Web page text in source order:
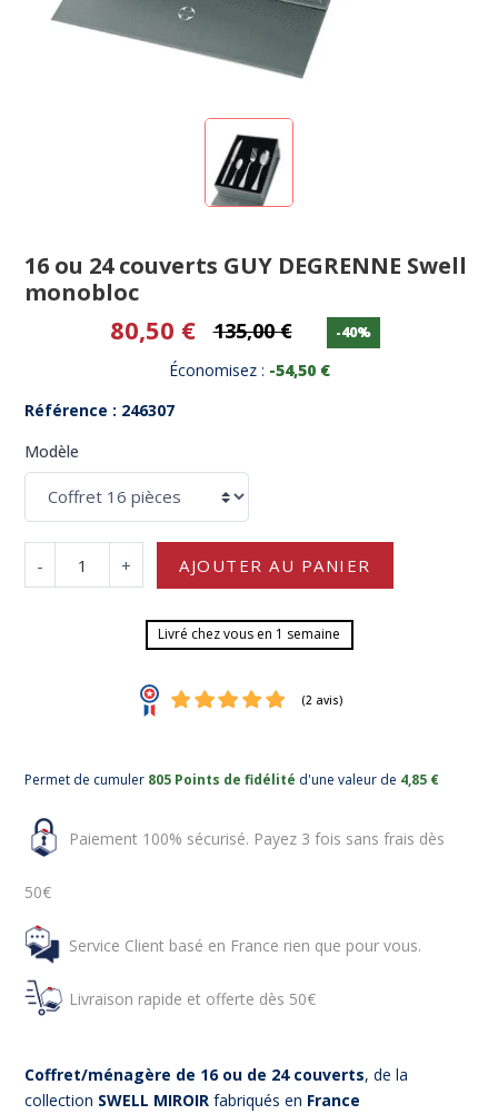
16 ou 24 couverts GUY DEGRENNE Swell
monobloc
80,50 € 135,00 € -40%
Économisez : -54,50 €
Référence : 246307
Modèle
- + AJOUTER AU PANIER
Livré chez vous en 1 semaine
Permet de cumuler 805 Points de fidélité d'une valeur de 4,85 €
Paiement 100% sécurisé. Payez 3 fois sans frais dès
50€
Service Client basé en France rien que pour vous.
Livraison rapide et offerte dès 50€
Coffret/ménagère de 16 ou de 24 couverts, de la
collection SWELL MIROIR fabriqués en France